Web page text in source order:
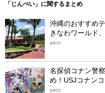
「じんぺい」に関するまとめ
沖縄のおすすめ
きなわワールド
yaco
名探偵コナン警
め！USJコナン
yaco